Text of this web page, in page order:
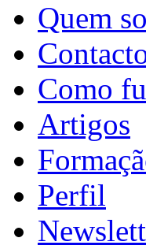
Quem
Como
Artigos
Perfil